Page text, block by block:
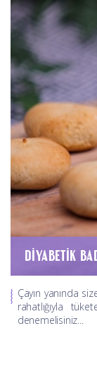
DIYABETIK
Çayın yanında
rahatlığıyla
denemelisiniz...